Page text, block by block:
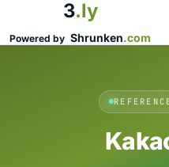
3.ly
Powered by Shrunken.com